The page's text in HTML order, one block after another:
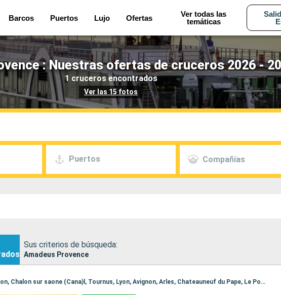
Barcos Puertos Lujo Ofertas
Ver todas las
temáticas
: Nuestras ofertas de cruceros 2026 -
1 cruceros encontrados
Ver las 15 fotos
Puertos Compañías
Sus criterios de búsqueda:
Amadeus Provence
Itinerario : Lyon, Mâcon, Chalon sur saone (Cana)l, Tournus, Lyon, Avignon, Arles, Chateauneuf du Pape, Le Pouzin, Tournon, Lyon